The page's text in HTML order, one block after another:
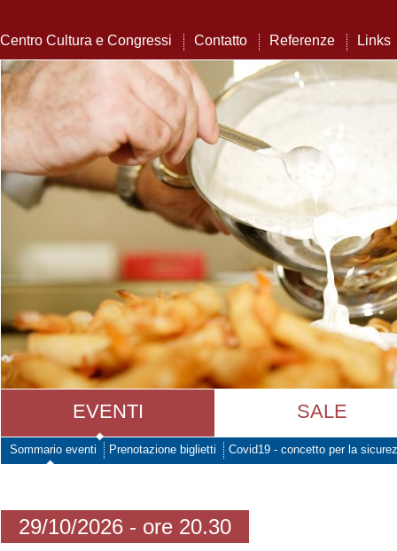
Centro Cultura e Congressi Contatto Referenze Links
EVENTI SALE
Sommario eventi Prenotazione biglietti Covid19 - concetto per la
29/10/2026 - ore 20.30